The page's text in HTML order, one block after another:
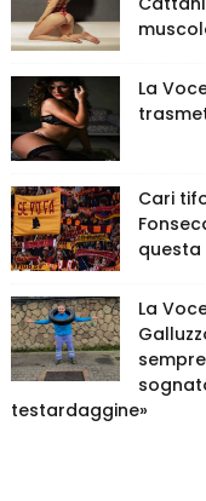
La
Cari
questa
La
testardaggine»